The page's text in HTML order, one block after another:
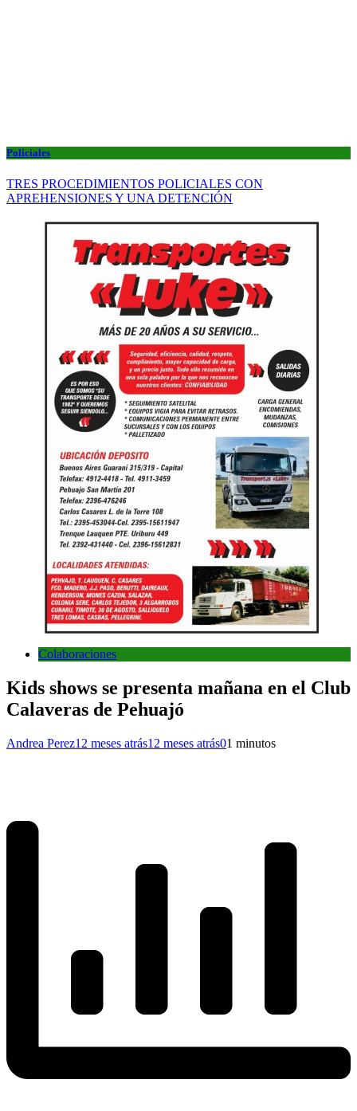
Policiales
TRES PROCEDIMIENTOS POLICIALES CON
APREHENSIONES Y UNA DETENCIÓN
Colaboraciones
Kids shows se presenta mañana en el Club
Calaveras de Pehuajó
Andrea Perez12 meses atrás12 meses atrás01 minutos